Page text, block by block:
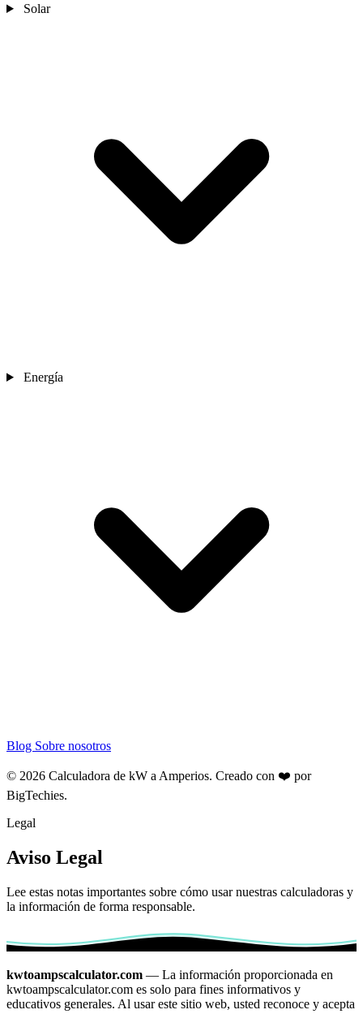
Solar
Energía
Blog Sobre nosotros
© 2026 Calculadora de kW a Amperios. Creado con ❤️ por
BigTechies.
Legal
Aviso Legal
Lee estas notas importantes sobre cómo usar nuestras calculadoras y
la información de forma responsable.
kwtoampscalculator.com — La información proporcionada en
kwtoampscalculator.com es solo para fines informativos y
educativos generales. Al usar este sitio web, usted reconoce y acepta